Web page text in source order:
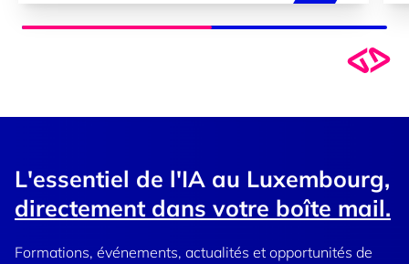
L'essentiel de l'IA au Luxembourg,
directement dans votre boîte mail.
Formations, événements, actualités et opportunités de